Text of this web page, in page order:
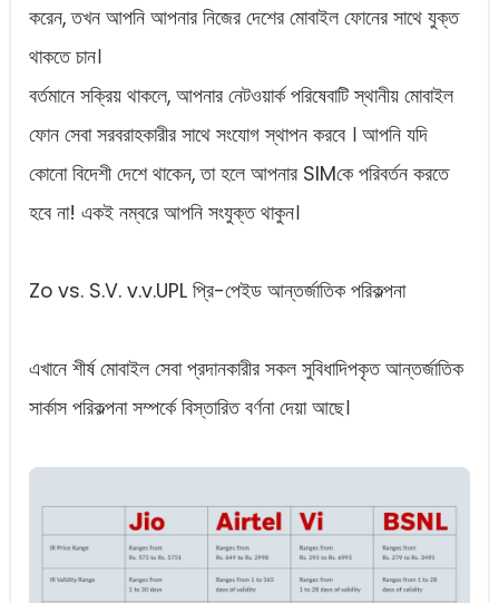
করেন, তখন আপনি আপনার নিজের দেশের মোবাইল ফোনের সাথে যুক্ত
থাকতে চান।
বর্তমানে সক্রিয় থাকলে, আপনার নেটওয়ার্ক পরিষেবাটি স্থানীয় মোবাইল
ফোন সেবা সরবরাহকারীর সাথে সংযোগ স্থাপন করবে । আপনি যদি
কোনো বিদেশী দেশে থাকেন, তা হলে আপনার SIMকে পরিবর্তন করতে
হবে না! একই নম্বরে আপনি সংযুক্ত থাকুন।
Zo vs. S.V. v.v.UPL প্রি-পেইড আন্তর্জাতিক পরিকল্পনা
এখানে শীর্ষ মোবাইল সেবা প্রদানকারীর সকল সুবিধাদিপকৃত আন্তর্জাতিক
সার্কাস পরিকল্পনা সম্পর্কে বিস্তারিত বর্ণনা দেয়া আছে।